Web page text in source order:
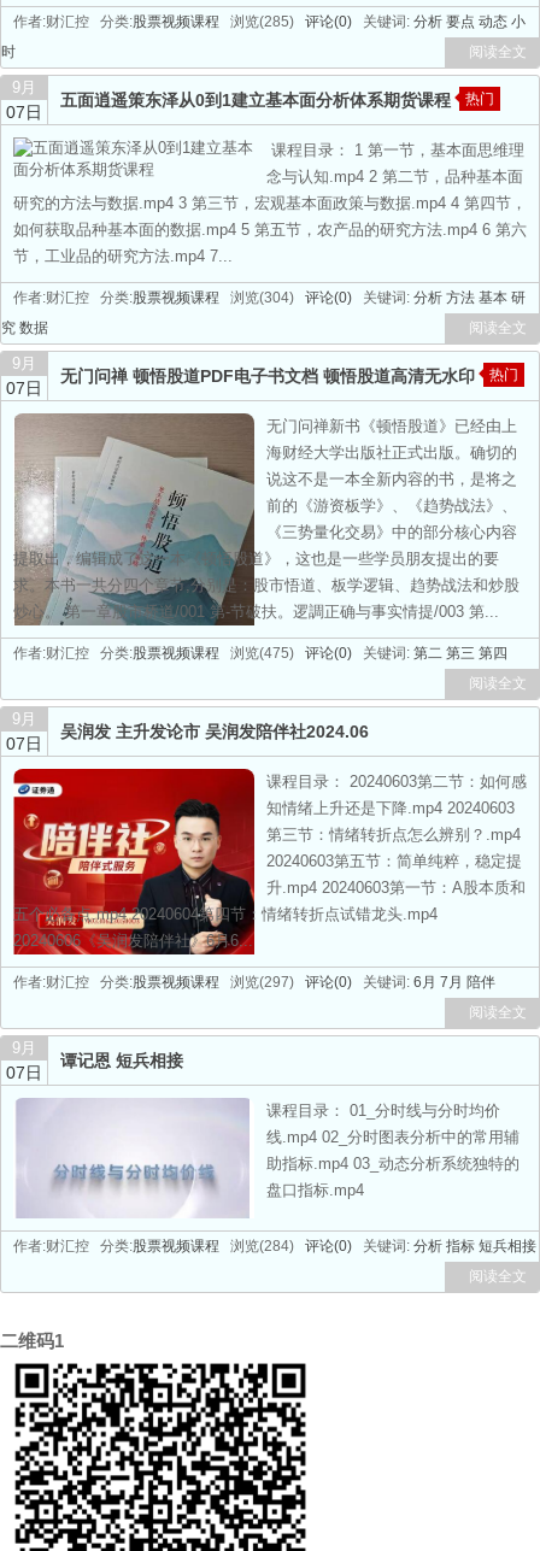
作者:财汇控 分类:股票视频课程 浏览(285) 评论(0) 关键词: 分析 要点 动态 小
时
阅读全文
9月
07日
五面逍遥策东泽从0到1建立基本面分析体系期货课程 热门
课程目录： 1 第一节，基本面思维理
念与认知.mp4 2 第二节，品种基本面
研究的方法与数据.mp4 3 第三节，宏观基本面政策与数据.mp4 4 第四节，
如何获取品种基本面的数据.mp4 5 第五节，农产品的研究方法.mp4 6 第六
节，工业品的研究方法.mp4 7...
作者:财汇控 分类:股票视频课程 浏览(304) 评论(0) 关键词: 分析 方法 基本 研
究 数据 阅读全文
9月
07日
无门问禅 顿悟股道PDF电子书文档 顿悟股道高清无水印 热门
无门问禅新书《顿悟股道》已经由上
海财经大学出版社正式出版。确切的
说这不是一本全新内容的书，是将之
前的《游资板学》、《趋势战法》、
《三势量化交易》中的部分核心内容
提取出，编辑成了这一本《顿悟股道》，这也是一些学员朋友提出的要
求。本书一共分四个章节,分别是：股市悟道、板学逻辑、趋势战法和炒股
炒心。 第一章股市桥道/001 第-节破扶。逻調正确与事实情提/003 第...
作者:财汇控 分类:股票视频课程 浏览(475) 评论(0) 关键词: 第二 第三 第四
阅读全文
9月
07日
吴润发 主升发论市 吴润发陪伴社2024.06
课程目录： 20240603第二节：如何感
知情绪上升还是下降.mp4 20240603
第三节：情绪转折点怎么辨别？.mp4
20240603第五节：简单纯粹，稳定提
升.mp4 20240603第一节：A股本质和
五个必备点.mp4 20240604第四节：情绪转折点试错龙头.mp4
20240606《吴润发陪伴社》6月6...
作者:财汇控 分类:股票视频课程 浏览(297) 评论(0) 关键词: 6月 7月 陪伴
阅读全文
9月
07日
谭记恩 短兵相接
课程目录： 01_分时线与分时均价
线.mp4 02_分时图表分析中的常用辅
助指标.mp4 03_动态分析系统独特的
盘口指标.mp4
作者:财汇控 分类:股票视频课程 浏览(284) 评论(0) 关键词: 分析 指标 短兵相接
阅读全文
二维码1